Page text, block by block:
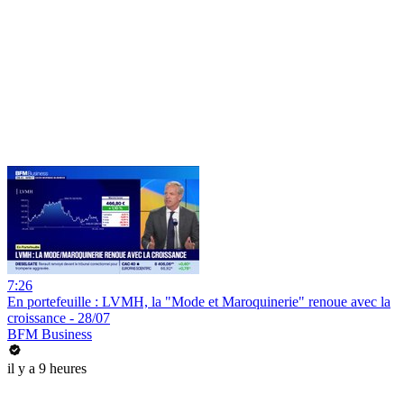
7:26
En portefeuille : LVMH, la "Mode et Maroquinerie" renoue avec la
croissance - 28/07
BFM Business
il y a 9 heures